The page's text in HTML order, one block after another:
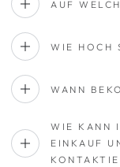
AUF
WIE HOCH
WANN
WIE KANN
EINKAUF